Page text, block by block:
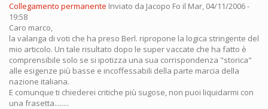
Collegamento permanente Inviato da Jacopo Fo il Mar, 04/11/2006 -
19:58
Caro marco,
la valanga di voti che ha preso Berl. ripropone la logica stringente del
mio articolo. Un tale risultato dopo le super vaccate che ha fatto è
comprensibile solo se si ipotizza una sua corrispondenza "storica"
alle esigenze più basse e incoffessabili della parte marcia della
nazione italiana.
E comunque ti chiederei critiche più sugose, non puoi liquidarmi con
una frasetta........